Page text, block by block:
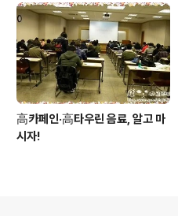
高카페인·高타우린 음료, 알고 마
시자!